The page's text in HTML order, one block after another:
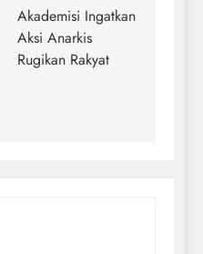
Akademisi Ingatkan
Aksi Anarkis
Rugikan Rakyat